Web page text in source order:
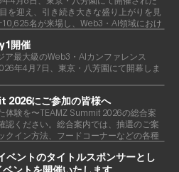
を迎え、引き続き大きな盛り上がりを見
名が来場し、Web3・AI領域におけ
して、その存在感を強く示す結果とな
開催
最大級のWeb3・AIカンファレンス
年4月7日、東京・八芳園にて開幕しま
2026にご参加の皆様へ
体験を〜TEAMZ Summit 2026の総合案
認ください。総合案内では、抽選のご案
クイン方法、フードコーナーなどの各種
活用ください。詳細
ントのタイトルスポンサーとし
ントを開催いたします。